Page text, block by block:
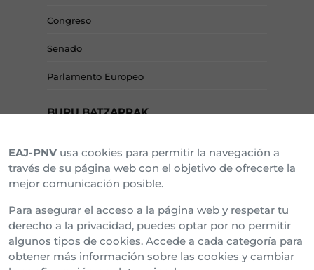
Congreso
Senado
Parlamento Europeo
BURU BATZARRAK
Araba Buru Batzar
Bizkai Buru Batzar
Gipuzko Buru Batzar
Ipar Buru Batzar
EAJ-PNV usa cookies para permitir la navegación a
través de su página web con el objetivo de ofrecerte la
mejor comunicación posible.
Para asegurar el acceso a la página web y respetar tu
derecho a la privacidad, puedes optar por no permitir
algunos tipos de cookies. Accede a cada categoría para
obtener más información sobre las cookies y cambiar